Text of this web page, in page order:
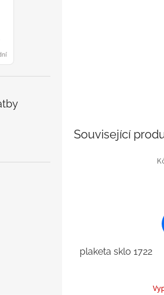
Související
plaketa sklo 1722